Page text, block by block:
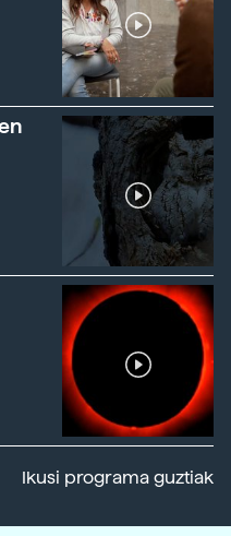
Ikusi programa guztiak